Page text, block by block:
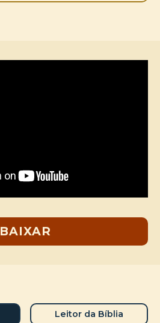
BAIXAR
Leitor da Bíblia